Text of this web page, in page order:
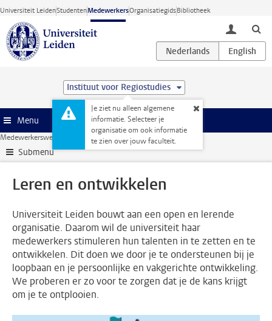
Ga direct naar de inhoud
Universiteit LeidenStudentenMedewerkersOrganisatiegidsBibliotheek
toggle
Instituut voor Regiostudies
Je ziet nu alleen algemene
informatie. Selecteer je
organisatie om ook informatie
te zien over jouw faculteit.
Menu
Medewerkerswebsite Leren en ontwikkelen
Submenu
Leren en ontwikkelen
Universiteit Leiden bouwt aan een open en lerende
organisatie. Daarom wil de universiteit haar
medewerkers stimuleren hun talenten in te zetten en te
ontwikkelen. Dit doen we door je te ondersteunen bij je
loopbaan en je persoonlijke en vakgerichte ontwikkeling.
We proberen er zo voor te zorgen dat je de kans krijgt
om je te ontplooien.